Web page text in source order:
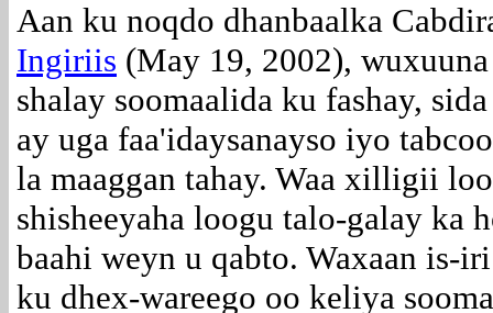
Aan ku noqdo dhanbaalka
Ingiriis (May 19, 2002),
shalay soomaalida ku fashay,
ay uga faa'idaysanayso iyo
la maaggan tahay. Waa xilligii
shisheeyaha loogu talo-galay ka
baahi weyn u qabto. Waxaan is-
ku dhex-wareego oo keliya